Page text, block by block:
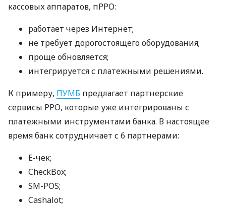
кассовых аппаратов, пРРО:
работает через Интернет;
не требует дорогостоящего оборудования;
проще обновляется;
интегрируется с платежными решениями.
К примеру, ПУМБ предлагает партнерские
сервисы РРО, которые уже интегрированы с
платежными инструментами банка. В настоящее
время банк сотрудничает с 6 партнерами:
E-чек;
CheckBox;
SM-POS;
Cashalot;